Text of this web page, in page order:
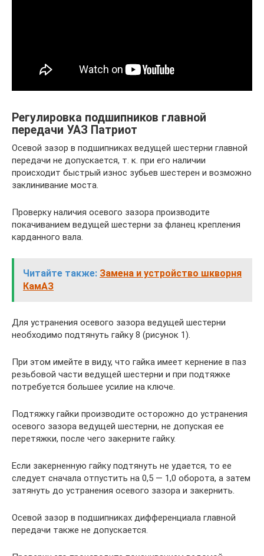
Регулировка подшипников главной
передачи УАЗ Патриот
Осевой зазор в подшипниках ведущей шестерни главной
передачи не допускается, т. к. при его наличии
происходит быстрый износ зубьев шестерен и возможно
заклинивание моста.
Проверку наличия осевого зазора производите
покачиванием ведущей шестерни за фланец крепления
карданного вала.
Читайте также: Замена и устройство шкворня
КамАЗ
Для устранения осевого зазора ведущей шестерни
необходимо подтянуть гайку 8 (рисунок 1).
При этом имейте в виду, что гайка имеет кернение в паз
резьбовой части ведущей шестерни и при подтяжке
потребуется большее усилие на ключе.
Подтяжку гайки производите осторожно до устранения
осевого зазора ведущей шестерни, не допуская ее
перетяжки, после чего закерните гайку.
Если закерненную гайку подтянуть не удается, то ее
следует сначала отпустить на 0,5 — 1,0 оборота, а затем
затянуть до устранения осевого зазора и закернить.
Осевой зазор в подшипниках дифференциала главной
передачи также не допускается.